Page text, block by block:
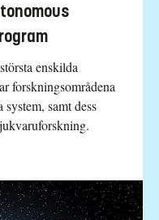
enskilda
forskningsområdena
samt dess